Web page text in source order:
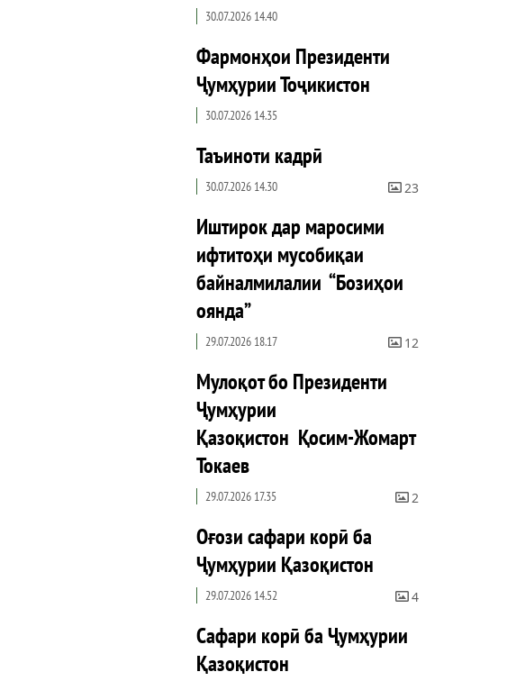
30.07.2026 14.40
Фармонҳои Президенти
Ҷумҳурии Тоҷикистон
30.07.2026 14.35
Таъиноти кадрӣ
30.07.2026 14.30 23
Иштирок дар маросими
ифтитоҳи мусобиқаи
байналмилалии “Бозиҳои
оянда”
29.07.2026 18.17 12
Мулоқот бо Президенти
Ҷумҳурии
Қазоқистон Қосим-Жомарт
Токаев
29.07.2026 17.35 2
Оғози сафари корӣ ба
Ҷумҳурии Қазоқистон
29.07.2026 14.52 4
Сафари корӣ ба Ҷумҳурии
Қазоқистон